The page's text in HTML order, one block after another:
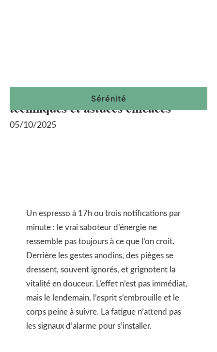
Sérénité
Augmentation rapide de l’énergie :
techniques et astuces efficaces
05/10/2025
Un espresso à 17h ou trois notifications par
minute : le vrai saboteur d’énergie ne
ressemble pas toujours à ce que l’on croit.
Derrière les gestes anodins, des pièges se
dressent, souvent ignorés, et grignotent la
vitalité en douceur. L’effet n’est pas immédiat,
mais le lendemain, l’esprit s’embrouille et le
corps peine à suivre. La fatigue n’attend pas
les signaux d’alarme pour s’installer.